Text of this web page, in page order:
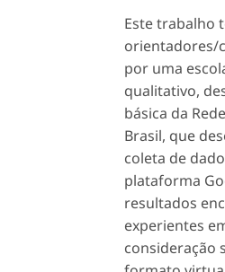
Este trabalho
orientadores/
por uma
qualitativo,
básica da
Brasil, que
coleta de
plataforma
resultados
experientes
consideração